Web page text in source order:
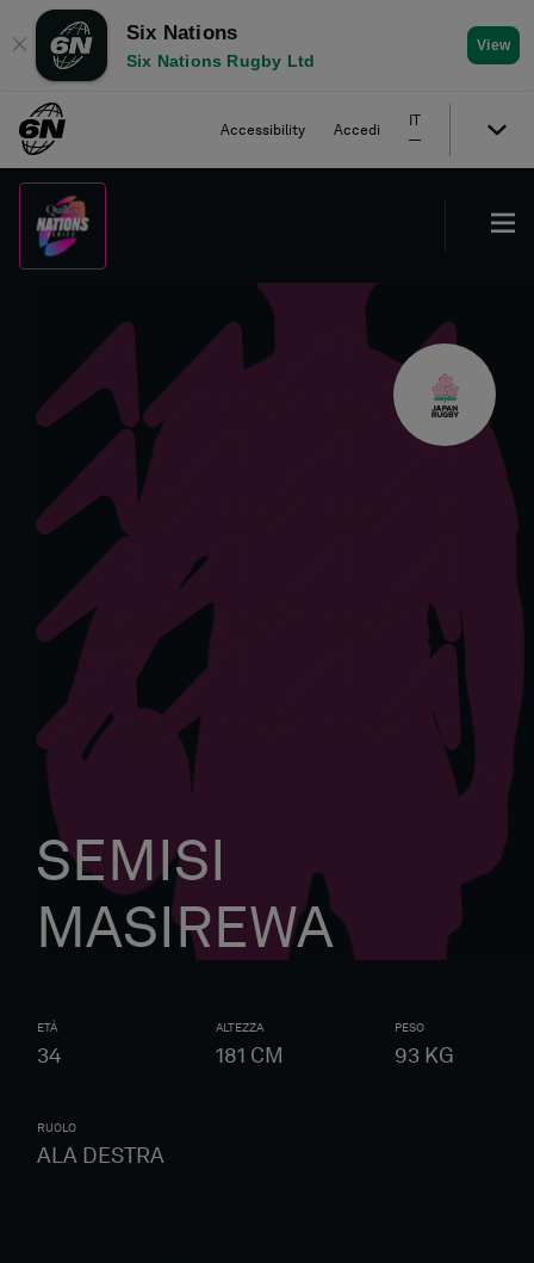
✕
Six Nations
Six Nations Rugby Ltd
View
Accessibility Accedi
IT
SEMISI
MASIREWA
ETÀ
34
ALTEZZA
181 CM
PESO
93 KG
RUOLO
ALA DESTRA